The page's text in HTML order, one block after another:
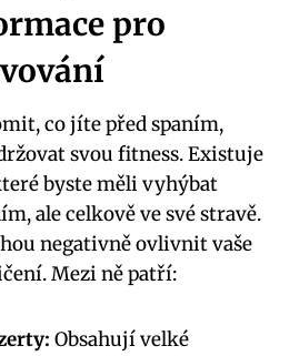
pro
co jíte před spaním,
svou fitness. Existuje
byste měli vyhýbat
ale celkově ve své stravě.
negativně ovlivnit vaše
Mezi ně patří:
Obsahují velké